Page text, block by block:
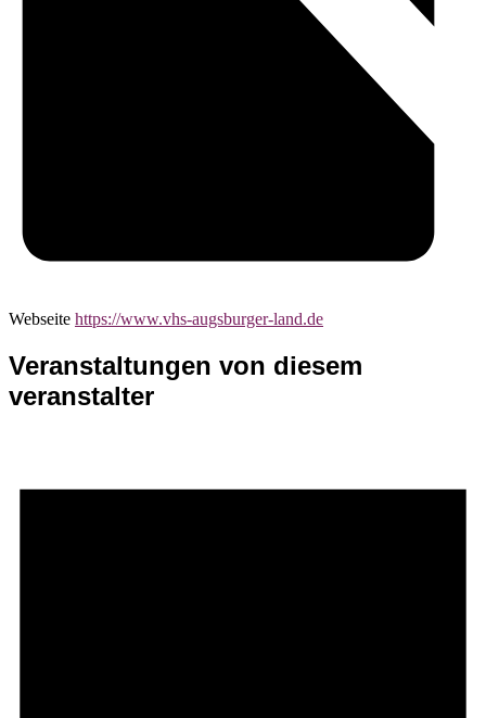
Webseite https://www.vhs-augsburger-land.de
Veranstaltungen von diesem
veranstalter